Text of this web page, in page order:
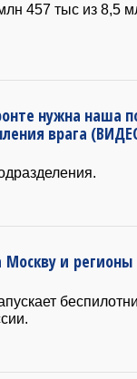
457 тыс из 8,5
нужна наша
врага
и регионы